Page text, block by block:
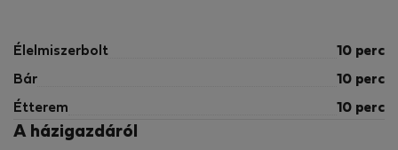
Élelmiszerbolt 10 perc
Bár 10 perc
Étterem 10 perc
A házigazdáról